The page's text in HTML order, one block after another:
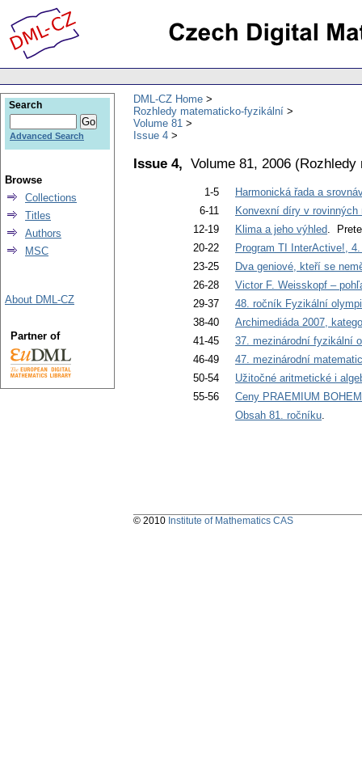
DML-CZ Home
Rozhledy matematicko-fyzikální
Volume 81
Issue 4
Issue 4, Volume 81, 2006 (Rozhledy
1-5
Harmonická řada a
6-11
Konvexní díry v rovinných
12-19
Klima a jeho výhled.
20-22
Program TI InterActive!,
23-25
Dva geniové, kteří se
26-28
Victor F. Weisskopf –
29-37
48. ročník Fyzikální
38-40
Archimediáda 2007,
41-45
37. mezinárodní fyzikální
46-49
47. mezinárodní
50-54
Užitočné aritmetické i
55-56
Ceny PRAEMIUM
Obsah 81. ročníku.
Search
Advanced Search
Browse
Collections
Titles
Authors
MSC
About DML-CZ
Partner of
© 2010 Institute of Mathematics CAS